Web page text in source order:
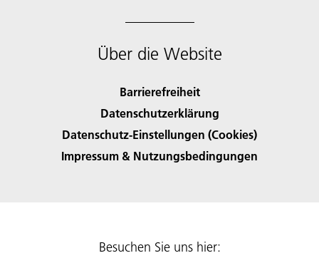
Über die Website
Barrierefreiheit
Datenschutzerklärung
Datenschutz-Einstellungen (Cookies)
Impressum & Nutzungsbedingungen
Besuchen Sie uns hier: